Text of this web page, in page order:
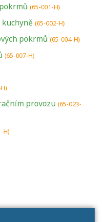
(65-001-H)
(65-002-H)
pokrmů (65-004-H)
(65-007-H)
provozu (65-023-
H)
kvalifikací.